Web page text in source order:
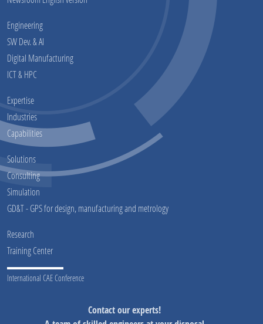
Engineering
SW Dev. & AI
Digital Manufacturing
ICT & HPC
Expertise
Industries
Capabilities
Solutions
Consulting
Simulation
GD&T - GPS for design, manufacturing and metrology
Research
Training Center
International CAE Conference
Contact our experts!